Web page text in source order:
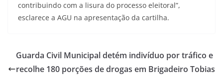
contribuindo com a lisura do processo eleitoral”,
esclarece a AGU na apresentação da cartilha.
Guarda Civil Municipal detém indivíduo por tráfico e
recolhe 180 porções de drogas em Brigadeiro Tobias